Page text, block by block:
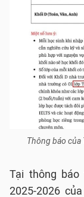
Thông báo
Tại thông
2025-2026 của